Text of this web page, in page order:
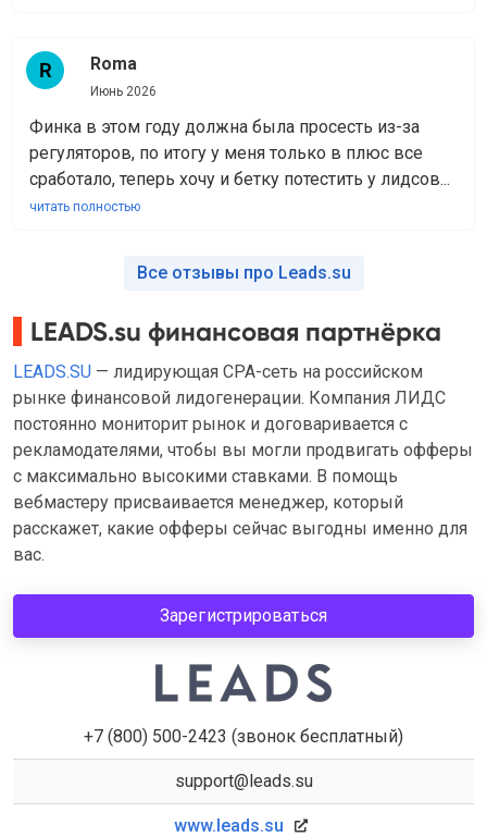
Roma
Июнь 2026
Финка в этом году должна была просесть из-за
регуляторов, по итогу у меня только в плюс все
сработало, теперь хочу и бетку потестить у лидсов...
читать полностью
Все отзывы про Leads.su
LEADS.su финансовая партнёрка
LEADS.SU — лидирующая CPA-сеть на российском
рынке финансовой лидогенерации. Компания ЛИДС
постоянно мониторит рынок и договаривается с
рекламодателями, чтобы вы могли продвигать офферы
с максимально высокими ставками. В помощь
вебмастеру присваивается менеджер, который
расскажет, какие офферы сейчас выгодны именно для
вас.
Зарегистрироваться
+7 (800) 500-2423 (звонок бесплатный)
support@leads.su
www.leads.su